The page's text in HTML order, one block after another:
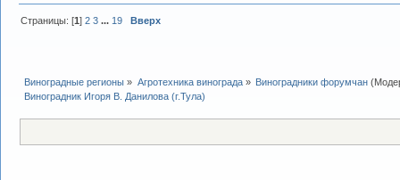
Страницы: [1]2 3 ... 19 Вверх
Виноградные регионы » Агротехника винограда» Виноградники форумчан
Виноградник Игоря В. Данилова (г.Тула)